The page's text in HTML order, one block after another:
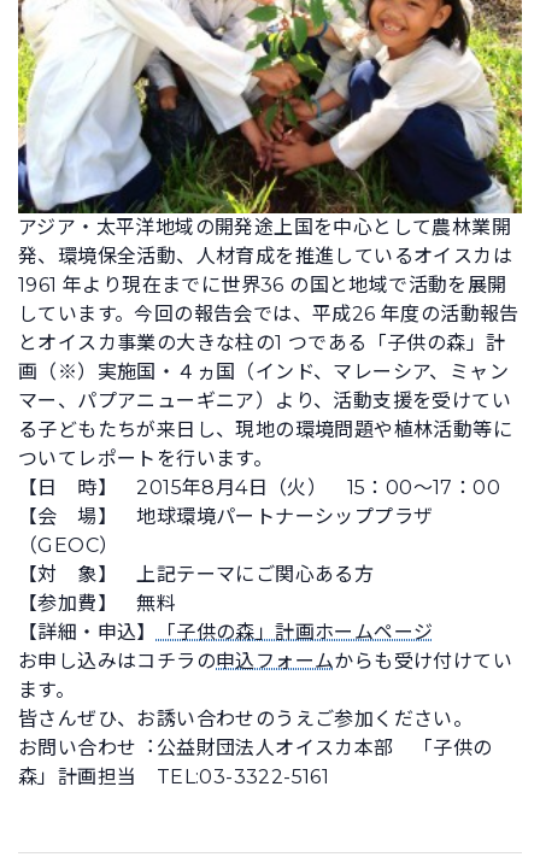
アジア・太平洋地域の開発途上国を中心として農林業開
発、環境保全活動、人材育成を推進しているオイスカは
1961 年より現在までに世界36 の国と地域で活動を展開
しています。今回の報告会では、平成26 年度の活動報告
とオイスカ事業の大きな柱の1 つである「子供の森」計
画（※）実施国・４ヵ国（インド、マレーシア、ミャン
マー、パプアニューギニア）より、活動支援を受けてい
る子どもたちが来日し、現地の環境問題や植林活動等に
ついてレポートを行います。
【日 時】 2015年8月4日（火） 15：00～17：00
【会 場】 地球環境パートナーシッププラザ
（GEOC）
【対 象】 上記テーマにご関心ある方
【参加費】 無料
【詳細・申込】
「子供の森」計画ホームページ
お申し込みはコチラの申込フォームからも受け付けてい
ます。
皆さんぜひ、お誘い合わせのうえご参加ください。
お問い合わせ︓公益財団法人オイスカ本部 「子供の
森」計画担当 TEL:03-3322-5161